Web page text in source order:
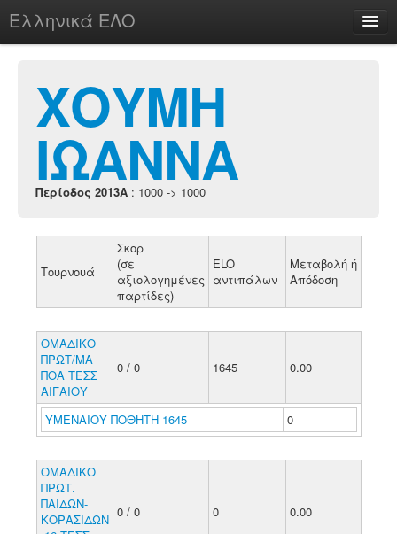
Ελληνικά ΕΛΟ
chesstu.be @ discord
Login
ΧΟΥΜΗ
ΙΩΑΝΝΑ
Περίοδος 2013A : 1000 -> 1000
Τουρνουά
Σκορ
(σε
αξιολογημένες
παρτίδες)
ELO
αντιπάλων
Μεταβολή ή
Απόδοση
ΟΜΑΔΙΚΟ
ΠΡΩΤ/ΜΑ
ΠΟΑ ΤΕΣΣ
ΑΙΓΑΙΟΥ
0 / 0 1645 0.00
ΥΜΕΝΑΙΟΥ ΠΟΘΗΤΗ 1645 0
ΟΜΑΔΙΚΟ
ΠΡΩΤ.
ΠΑΙΔΩΝ-
ΚΟΡΑΣΙΔΩΝ 0 / 0 0 0.00